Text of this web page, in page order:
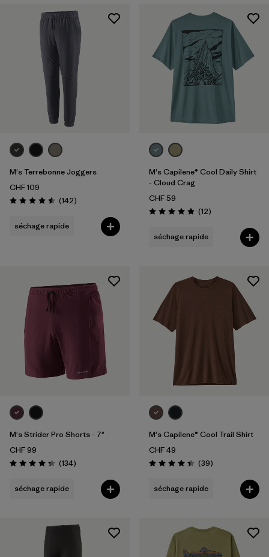
Filtrer par
Famille de produits
M's Terrebonne Joggers
CHF 109
Évaluation: 4.5 / 5
(142Avis
)
séchage rapide
M's Capilene® Cool Daily Shirt
- Cloud Crag
CHF 59
Évaluation: 4.9 / 5
(12Avis
)
séchage rapide
M's Strider Pro Shorts - 7"
CHF 99
Évaluation: 4.4 / 5
(134Avis
)
séchage rapide
M's Capilene® Cool Trail Shirt
CHF 49
Évaluation: 4.4 / 5
(39Avis
)
séchage rapide